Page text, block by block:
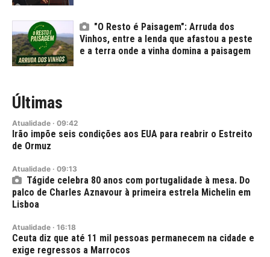
"O Resto é Paisagem": Arruda dos
Vinhos, entre a lenda que afastou a peste
e a terra onde a vinha domina a paisagem
Últimas
Atualidade · 09:42
Irão impõe seis condições aos EUA para reabrir o Estreito
de Ormuz
Atualidade · 09:13
Tágide celebra 80 anos com portugalidade à mesa. Do
palco de Charles Aznavour à primeira estrela Michelin em
Lisboa
Atualidade · 16:18
Ceuta diz que até 11 mil pessoas permanecem na cidade e
exige regressos a Marrocos